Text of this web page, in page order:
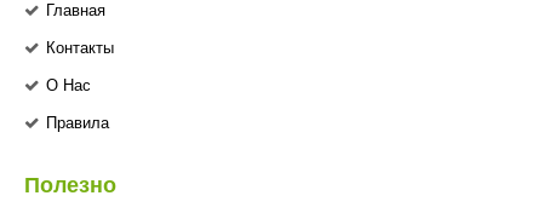
Главная
Контакты
О Нас
Правила
Полезно